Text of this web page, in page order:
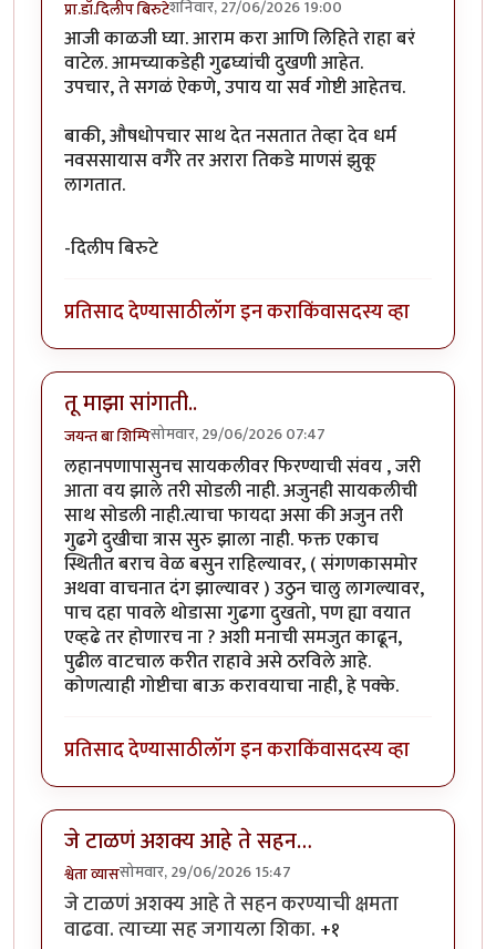
प्रा.डॉ.दिलीप बिरुटेशनिवार, 27/06/2026 19:00
आजी काळजी घ्या. आराम करा आणि लिहिते राहा बरं
वाटेल. आमच्याकडेही गुढघ्यांची दुखणी आहेत.
उपचार, ते सगळं ऐकणे, उपाय या सर्व गोष्टी आहेतच.
बाकी, औषधोपचार साथ देत नसतात तेव्हा देव धर्म
नवससायास वगैरे तर अरारा तिकडे माणसं झुकू
लागतात.
-दिलीप बिरुटे
प्रतिसाद देण्यासाठीलॉग इन कराकिंवासदस्य व्हा
तू माझा सांगाती..
जयन्त बा शिम्पिसोमवार, 29/06/2026 07:47
लहानपणापासुनच सायकलीवर फिरण्याची संवय , जरी
आता वय झाले तरी सोडली नाही. अजुनही सायकलीची
साथ सोडली नाही.त्याचा फायदा असा की अजुन तरी
गुढगे दुखीचा त्रास सुरु झाला नाही. फक्त एकाच
स्थितीत बराच वेळ बसुन राहिल्यावर, ( संगणकासमोर
अथवा वाचनात दंग झाल्यावर ) उठुन चालु लागल्यावर,
पाच दहा पावले थोडासा गुढगा दुखतो, पण ह्या वयात
एव्हढे तर होणारच ना ? अशी मनाची समजुत काढून,
पुढील वाटचाल करीत राहावे असे ठरविले आहे.
कोणत्याही गोष्टीचा बाऊ करावयाचा नाही, हे पक्के.
प्रतिसाद देण्यासाठीलॉग इन कराकिंवासदस्य व्हा
जे टाळणं अशक्य आहे ते सहन…
श्वेता व्याससोमवार, 29/06/2026 15:47
जे टाळणं अशक्य आहे ते सहन करण्याची क्षमता
वाढवा. त्याच्या सह जगायला शिका. +१